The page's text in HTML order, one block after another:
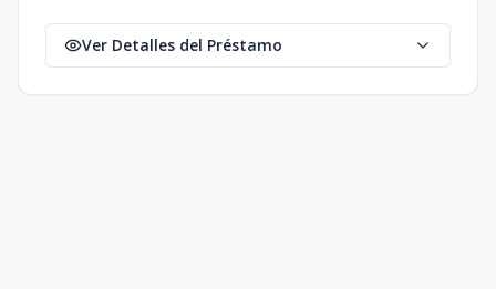
Ver Detalles del Préstamo